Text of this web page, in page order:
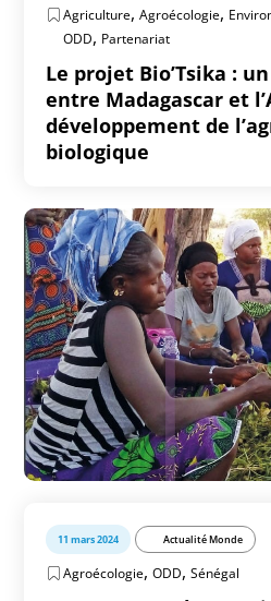
Agriculture,Agroécologie,
ODD, Partenariat
Le projet Bio’Tsika :
entre Madagascar et
développement de
biologique
11 mars 2024 Actualité Monde
Agroécologie,ODD,Sénégal